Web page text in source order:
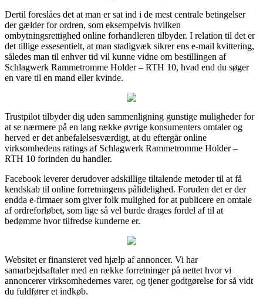
Dertil foreslåes det at man er sat ind i de mest centrale betingelser
der gælder for ordren, som eksempelvis hvilken
ombytningsrettighed online forhandleren tilbyder. I relation til det er
det tillige essesentielt, at man stadigvæk sikrer ens e-mail kvittering,
således man til enhver tid vil kunne vidne om bestillingen af
Schlagwerk Rammetromme Holder – RTH 10, hvad end du søger
en vare til en mand eller kvinde.
Trustpilot tilbyder dig uden sammenligning gunstige muligheder for
at se nærmere på en lang række øvrige konsumenters omtaler og
herved er det anbefalelsesværdigt, at du eftergår online
virksomhedens ratings af Schlagwerk Rammetromme Holder –
RTH 10 forinden du handler.
Facebook leverer derudover adskillige tiltalende metoder til at få
kendskab til online forretningens pålidelighed. Foruden det er der
endda e-firmaer som giver folk mulighed for at publicere en omtale
af ordreforløbet, som lige så vel burde drages fordel af til at
bedømme hvor tilfredse kunderne er.
Websitet er finansieret ved hjælp af annoncer. Vi har
samarbejdsaftaler med en række forretninger på nettet hvor vi
annoncerer virksomhedernes varer, og tjener godtgørelse for så vidt
du fuldfører et indkøb.